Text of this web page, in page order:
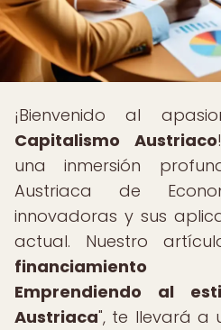
¡Bienvenido al
Capitalismo Austriaco
una inmersión
Austriaca de
innovadoras y sus
actual. Nuestro
financiamiento
Emprendiendo al
Austriaca", te llevará a